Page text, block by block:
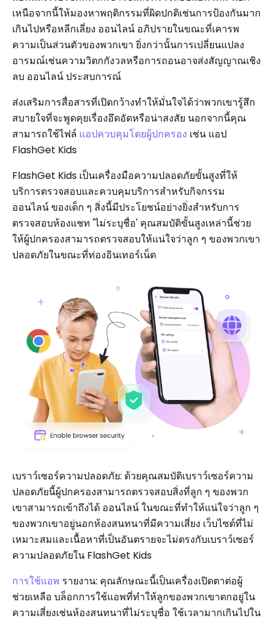
เหนือจากนี้ให้มองหาพฤติกรรมที่ผิดปกติเช่นการป้องกันมาก
เกินไปหรือหลีกเลี่ยง ออนไลน์ อภิปรายในขณะที่เคารพ
ความเป็นส่วนตัวของพวกเขา ยิ่งกว่านั้นการเปลี่ยนแปลง
อารมณ์เช่นความวิตกกังวลหรือการถอนอาจส่งสัญญาณเชิง
ลบ ออนไลน์ ประสบการณ์
ส่งเสริมการสื่อสารที่เปิดกว้างทำให้มั่นใจได้ว่าพวกเขารู้สึก
สบายใจที่จะพูดคุยเรื่องอึดอัดหรือน่าสงสัย นอกจากนี้คุณ
สามารถใช้ไฟล์ แอปควบคุมโดยผู้ปกครอง เช่น แอป
FlashGet Kids
FlashGet Kids เป็นเครื่องมือความปลอดภัยขั้นสูงที่ให้
บริการตรวจสอบและควบคุมบริการสำหรับกิจกรรม
ออนไลน์ ของเด็ก ๆ สิ่งนี้มีประโยชน์อย่างยิ่งสำหรับการ
ตรวจสอบห้องแชท 'ไม่ระบุชื่อ' คุณสมบัติขั้นสูงเหล่านี้ช่วย
ให้ผู้ปกครองสามารถตรวจสอบให้แน่ใจว่าลูก ๆ ของพวกเขา
ปลอดภัยในขณะที่ท่องอินเทอร์เน็ต
เบราว์เซอร์ความปลอดภัย: ด้วยคุณสมบัติเบราว์เซอร์ความ
ปลอดภัยนี้ผู้ปกครองสามารถตรวจสอบสิ่งที่ลูก ๆ ของพวก
เขาสามารถเข้าถึงได้ ออนไลน์ ในขณะที่ทำให้แน่ใจว่าลูก ๆ
ของพวกเขาอยู่นอกห้องสนทนาที่มีความเสี่ยง เว็บไซต์ที่ไม่
เหมาะสมและเนื้อหาที่เป็นอันตรายจะไม่ตรงกับเบราว์เซอร์
ความปลอดภัยใน FlashGet Kids
การใช้แอพ รายงาน: คุณลักษณะนี้เป็นเครื่องเปิดตาต่อผู้
ช่วยเหลือ บล็อกการใช้แอพที่ทำให้ลูกของพวกเขาตกอยู่ใน
ความเสี่ยงเช่นห้องสนทนาที่ไม่ระบุชื่อ ใช้เวลามากเกินไปใน